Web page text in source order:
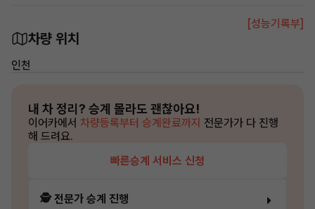
[성능기록부]
차량 위치
인천
내 차 정리? 승계 몰라도 괜찮아요!
이어카에서 차량등록부터 승계완료까지 전문가가 다 진행
해 드려요.
빠른승계 서비스 신청
🕵️ 전문가 승계 진행